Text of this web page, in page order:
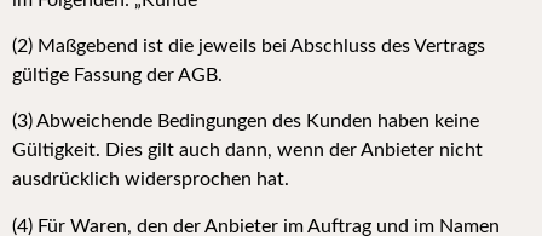
(2) Maßgebend ist die jeweils bei Abschluss des Vertrags
gültige Fassung der AGB.
(3) Abweichende Bedingungen des Kunden haben keine
Gültigkeit. Dies gilt auch dann, wenn der Anbieter nicht
ausdrücklich widersprochen hat.
(4) Für Waren, den der Anbieter im Auftrag und im Namen